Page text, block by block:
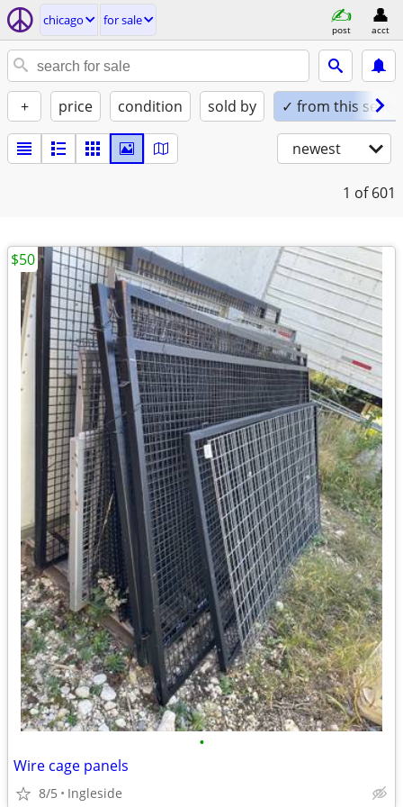
chicago for sale
post acct
+ price condition sold by ✓ from this seller
newest
1 of 601
•
Wire cage panels
8/5 Ingleside
$50